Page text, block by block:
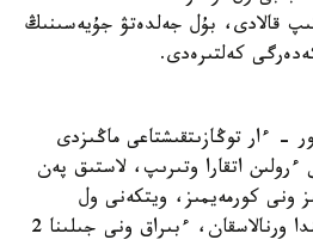
قالادى، بۇل جەلدەتۋ جۇيەسىنىڭ
كەلتىرەدى.
- ءار توڭازىتقىشتاعى ماڭىزدى
اتقارا وتىرىپ، لاستىق پەن
ونى كورمەيمىز، ويتكەنى ول
توڭازىتقىشتىڭ ارتقى جاعىندا ورنالاسقان، ءبىراق ونى جىلىنا 2